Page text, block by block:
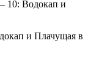
и Плачущая в